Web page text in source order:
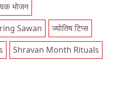
भोजन
Sawan
ज्योतिष टिप्स
Shravan Month Rituals